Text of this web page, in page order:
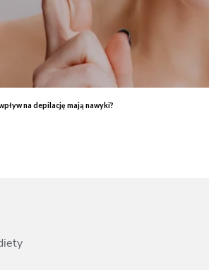
Który laser do depilacji (profesjonalny)
Ranking 2026
Elektrostymulacja mięśni - efekty, które
zabiegu
Endermologia – przeciwwskazania, o
Laser aleksandrytowy czy diodowy?
na depilację mają nawyki?